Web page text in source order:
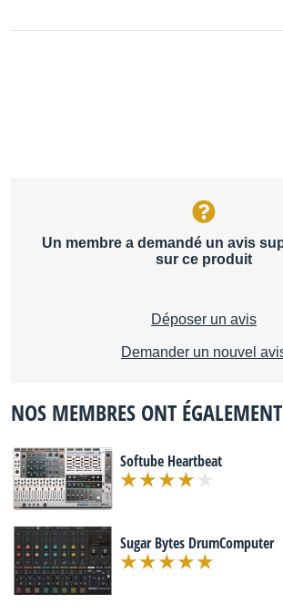
Un membre a demandé un avis
sur ce produit
Déposer un avis
Demander un nouvel
NOS MEMBRES ONT
Softube Heartbeat
Sugar Bytes DrumComputer